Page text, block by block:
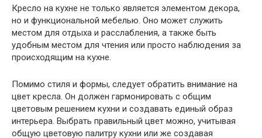
Кресло на кухне не только является элементом декора,
но и функциональной мебелью. Оно может служить
местом для отдыха и расслабления, а также быть
удобным местом для чтения или просто наблюдения за
происходящим на кухне.
Помимо стиля и формы, следует обратить внимание на
цвет кресла. Он должен гармонировать с общим
цветовым решением кухни и создавать единый образ
интерьера. Выбрать правильный цвет можно, учитывая
общую цветовую палитру кухни или же создавая